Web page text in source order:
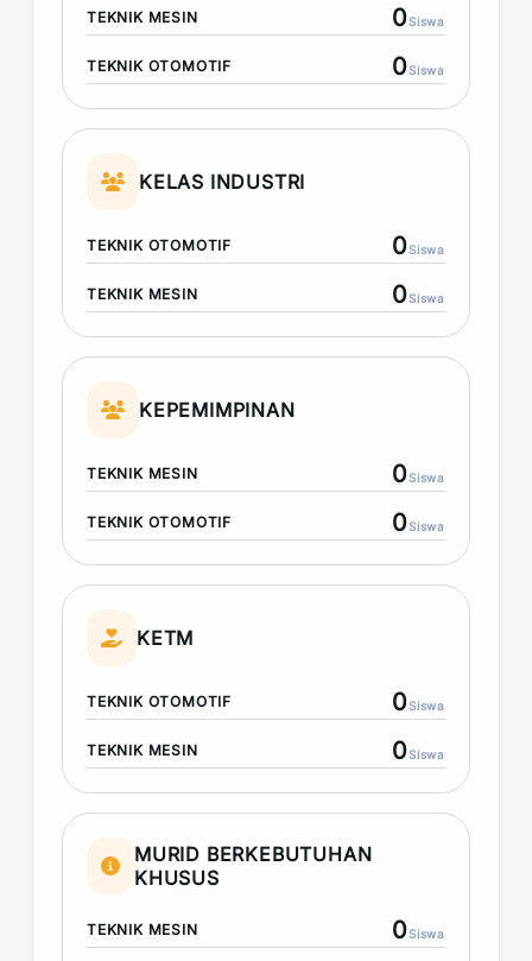
TEKNIK MESIN 0Siswa
TEKNIK OTOMOTIF 0Siswa
KELAS INDUSTRI
TEKNIK OTOMOTIF 0Siswa
TEKNIK MESIN 0Siswa
KEPEMIMPINAN
TEKNIK MESIN 0Siswa
TEKNIK OTOMOTIF 0Siswa
KETM
TEKNIK OTOMOTIF 0Siswa
TEKNIK MESIN 0Siswa
MURID BERKEBUTUHAN
KHUSUS
TEKNIK MESIN 0Siswa